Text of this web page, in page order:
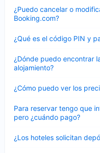
¿Puedo cancelar o
Booking.com?
cerrado
¿Qué es el código PIN y
cerrado
¿Dónde puedo encontrar
alojamiento?
cerrado
¿Cómo puedo ver los
cerrado
Para reservar tengo que
pero ¿cuándo pago?
cerrado
¿Los hoteles solicitan
cerrado